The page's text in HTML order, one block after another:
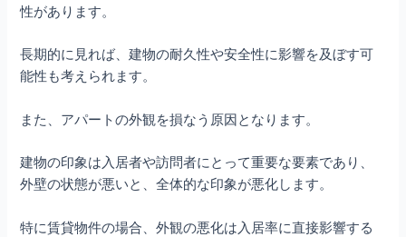
性があります。
長期的に見れば、建物の耐久性や安全性に影響を及ぼす可
能性も考えられます。
また、アパートの外観を損なう原因となります。
建物の印象は入居者や訪問者にとって重要な要素であり、
外壁の状態が悪いと、全体的な印象が悪化します。
特に賃貸物件の場合、外観の悪化は入居率に直接影響する